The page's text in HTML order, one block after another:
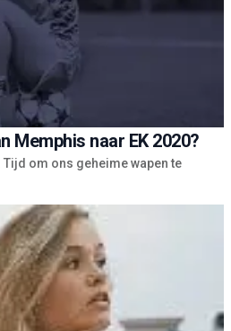
Memphis naar EK 2020?
om ons geheime wapen te